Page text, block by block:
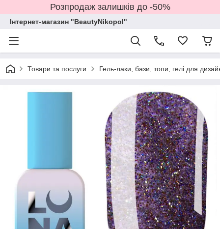
Розпродаж залишків до -50%
Інтернет-магазин "BeautyNikopol"
Товари та послуги Гель-лаки, бази, топи, гелі для